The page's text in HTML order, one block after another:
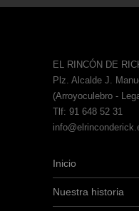
EL RINCÓN DE
Plz. Alcalde J.
(Arroyoculebro -
Tlf: 91 648 52 31
Inicio
Nuestra historia